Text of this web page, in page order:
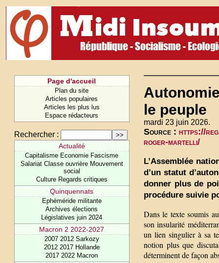
Page d'accueil
Plan du site
Articles populaires
Articles les plus lus
Espace rédacteurs
Rechercher :
Actualité
Capitalisme Economie Fascisme
Salariat Classe ouvrière Mouvement
social
Culture Regards critiques
Quinquennats
Ephéméride militante
Archives élections
Législatives juin 2024
Macron 2 2022-2027
2007 2012 Sarkozy
2012 2017 Hollande
2017 2022 Macron
le peuple
mardi 23 juin 2026.
Source : https://
roger-martelli/
L’Assemblée
d’un statut
donner plus de
procédure suivie
Dans le texte soumis
son insularité
un lien singulier à sa
notion plus que
déterminent de façon